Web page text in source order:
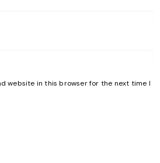
website in this browser for the next time I